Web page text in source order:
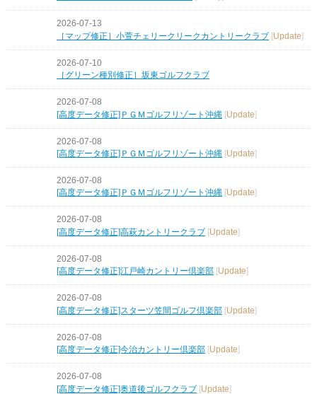
2026-07-13
［マップ修正］小萱チェリークリークカントリークラブ [Update]
2026-07-10
［グリーン種別修正］坂東ゴルフクラブ
2026-07-08
[高度データ修正]ＰＧＭゴルフリゾート沖縄 [Update]
2026-07-08
[高度データ修正]ＰＧＭゴルフリゾート沖縄 [Update]
2026-07-08
[高度データ修正]ＰＧＭゴルフリゾート沖縄 Update
2026-07-08
[高度データ修正]高萩カントリークラブ [Update]
2026-07-08
[高度データ修正]江戸崎カントリー倶楽部 Update
2026-07-08
[高度データ修正]スターツ笠間ゴルフ倶楽部 [Update]
2026-07-08
[高度データ修正]今治カントリー倶楽部 Update
2026-07-08
[高度データ修正]奥道後ゴルフクラブ [Update]